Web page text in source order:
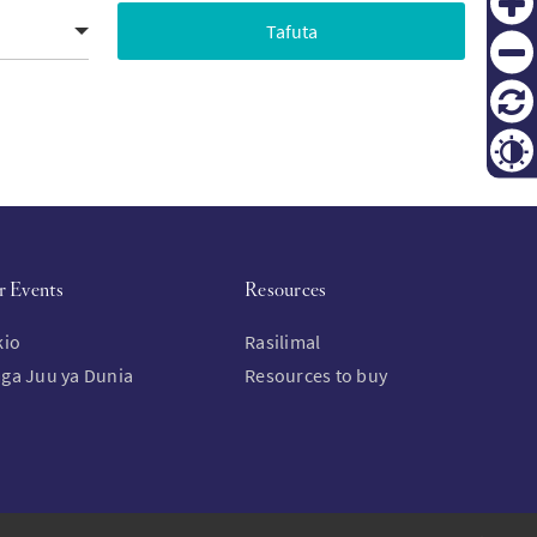
Zoom
in
Zoom
out
Reset
KO
Events
Juu ya Dunia
Resources
Rasilimal
Resources to buy